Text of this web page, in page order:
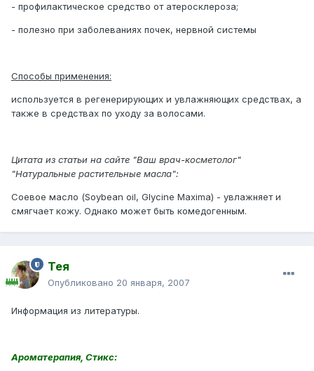
- профилактическое средство от атеросклероза;
- полезно при заболеваниях почек, нервной системы
Способы применения:
используется в регенерирующих и увлажняющих средствах, а
также в средствах по уходу за волосами.
Цитата из статьи на сайте "Ваш врач-косметолог"
"Натуральные растительные масла":
Соевое масло (Soybean oil, Glycine Maxima) - увлажняет и
смягчает кожу. Однако может быть комедогенным.
Тея
Опубликовано 20 января, 2007
Информация из литературы.
Ароматерапия, Стикс: